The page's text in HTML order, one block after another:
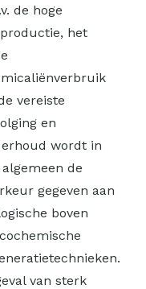
de hoge
het
vereiste
en
wordt in
de
gegeven aan
boven
van sterk